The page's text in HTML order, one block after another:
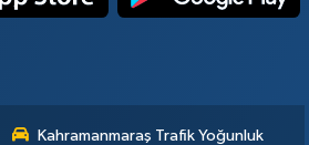
Kahramanmaraş Trafik Yoğunluk